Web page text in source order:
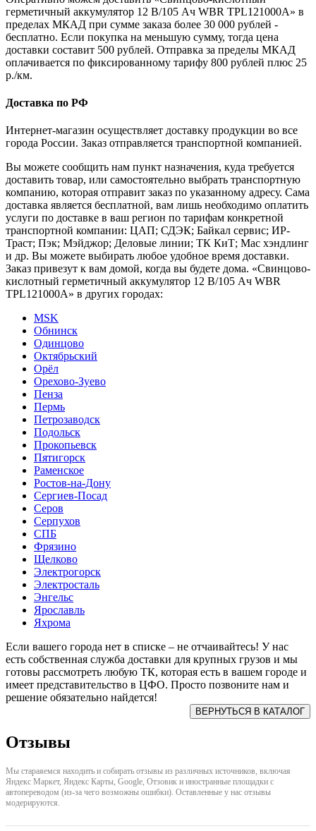
герметичный аккумулятор 12 В/105 Ач WBR TPL121000A» в
пределах МКАД при сумме заказа более 30 000 рублей -
бесплатно. Если покупка на меньшую сумму, тогда цена
доставки составит 500 рублей. Отправка за пределы МКАД
оплачивается по фиксированному тарифу 800 рублей плюс 25
р./км.
Доставка по РФ
Интернет-магазин осуществляет доставку продукции во все
города России. Заказ отправляется транспортной компанией.
Вы можете сообщить нам пункт назначения, куда требуется
доставить товар, или самостоятельно выбрать транспортную
компанию, которая отправит заказ по указанному адресу. Сама
доставка является бесплатной, вам лишь необходимо оплатить
услуги по доставке в ваш регион по тарифам конкретной
транспортной компании: ЦАП; СДЭК; Байкал сервис; ИР-
Траст; Пэк; Мэйджор; Деловые линии; ТК КиТ; Мас хэндлинг
и др. Вы можете выбирать любое удобное время доставки.
Заказ привезут к вам домой, когда вы будете дома. «Свинцово-
кислотный герметичный аккумулятор 12 В/105 Ач WBR
TPL121000A» в других городах:
MSK
Обнинск
Одинцово
Октябрьский
Орёл
Орехово-Зуево
Пенза
Пермь
Петрозаводск
Подольск
Прокопьевск
Пятигорск
Раменское
Ростов-на-Дону
Сергиев-Посад
Серов
Серпухов
СПБ
Фрязино
Щелково
Электрогорск
Электросталь
Энгельс
Ярославль
Яхрома
Если вашего города нет в списке – не отчаивайтесь! У нас
есть собственная служба доставки для крупных грузов и мы
готовы рассмотреть любую ТК, которая есть в вашем городе и
имеет представительство в ЦФО. Просто позвоните нам и
решение обязательно найдется!
Отзывы
Мы стараяемся находить и собирать отзывы из различных источников, включая
Яндекс Маркет, Яндекс Карты, Google, Отзовик и иностранные площадки с
автопереводом (из-за чего возможны ошибки). Оставленные у нас отзывы
модерируются.